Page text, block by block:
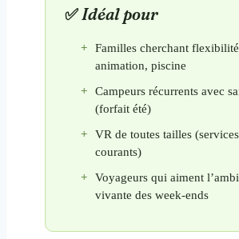
Idéal pour
Familles cherchant
animation, piscine
Campeurs récurrents avec
(forfait été)
VR de toutes tailles
courants)
Voyageurs qui aiment
vivante des week-ends